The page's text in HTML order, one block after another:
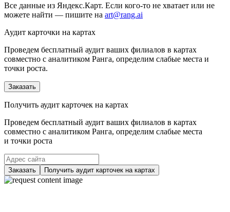
Все данные из Яндекс.Карт. Если кого-то не хватает или не
можете найти — пишите на art@rang.ai
Аудит карточки на картах
Проведем бесплатный аудит ваших филиалов в картах
совместно с аналитиком Ранга, определим слабые места и
точки роста.
Заказать
Получить аудит карточек на картах
Проведем бесплатный аудит ваших филиалов в картах
совместно с аналитиком Ранга, определим слабые места
и точки роста
Заказать Получить аудит карточек на картах